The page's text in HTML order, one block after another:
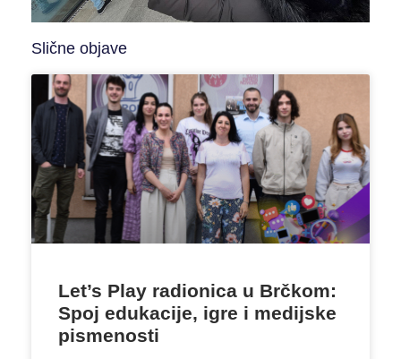
Slične objave
Let’s Play radionica u Brčkom:
Spoj edukacije, igre i medijske
pismenosti